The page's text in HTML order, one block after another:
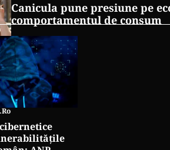
Canicula pune presiune pe
comportamentul de consum